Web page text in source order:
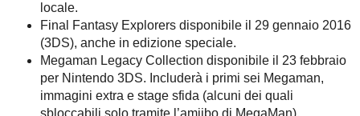
locale.
Final Fantasy Explorers disponibile il 29 gennaio 2016
(3DS), anche in edizione speciale.
Megaman Legacy Collection disponibile il 23 febbraio
per Nintendo 3DS. Includerà i primi sei Megaman,
immagini extra e stage sfida (alcuni dei quali